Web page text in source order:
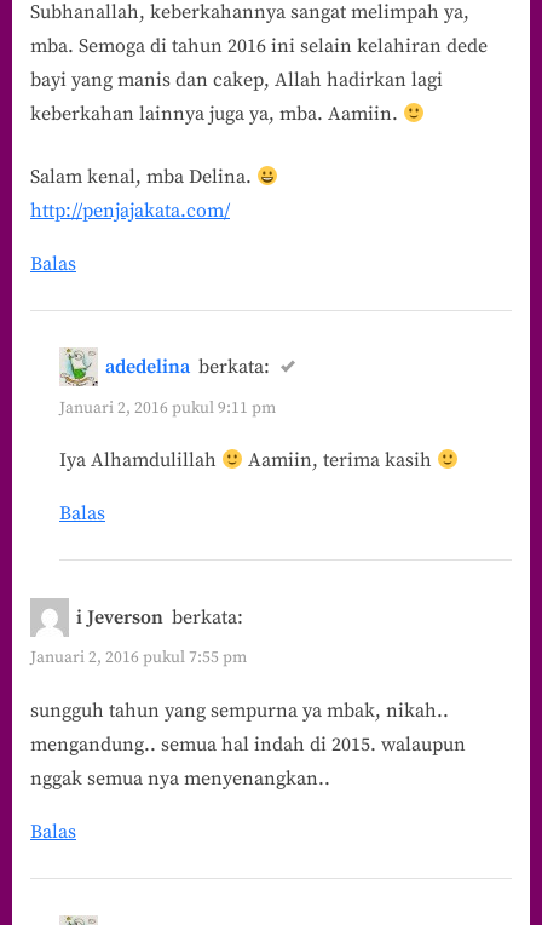
Subhanallah, keberkahannya sangat melimpah ya,
mba. Semoga di tahun 2016 ini selain kelahiran dede
bayi yang manis dan cakep, Allah hadirkan lagi
keberkahan lainnya juga ya, mba. Aamiin.
Salam kenal, mba Delina.
http://penjajakata.com/
Balas
adedelina berkata:
Januari 2, 2016 pukul 9:11 pm
Iya Alhamdulillah Aamiin, terima kasih
Balas
i Jeverson berkata:
Januari 2, 2016 pukul 7:55 pm
sungguh tahun yang sempurna ya mbak, nikah..
mengandung.. semua hal indah di 2015. walaupun
nggak semua nya menyenangkan..
Balas